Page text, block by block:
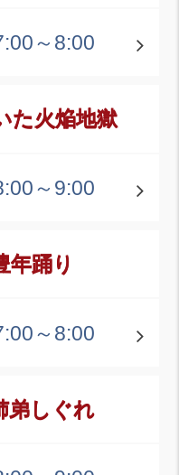
～8:00
た火焔地獄
～9:00
年踊り
～8:00
弟しぐれ